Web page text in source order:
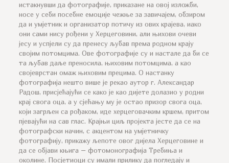
истакнувши да фотографије, приказане на овој изложби,
носе у себи посебне емоције чежње за завичајем, обзиром
да и умјетник и организатор потичу из ових крајева, иако
они сами нису рођени у Херцеговини, али њихови очеви
јесу и успјели су да пренесу љубав према родном крају
својим потомцима. Ове фотографије су и настале да би се
та љубав даље преносила, њиховим потомцима, а као
својеврстан омаж њиховим прецима. О настанку
фотографија нешто више је рекао аутор г. Александар
Радош, присјећајући се како је као дијете долазио у родни
крај свога оца, а у сјећању му је остао призор свога оца,
који загрљен са рођаком, иде херцеговачким кршем, притом
пјевајући на сав глас. Крајњи циљ пројекта јесте да се на
фотографски начин, с акцентом на умјетничку
фотографију, прикажу љепоте овог дијела Херцеговине и
да се објави књига – фотомонографија Требиња и
околине. Посјетиоци су имали прилику да погледају и